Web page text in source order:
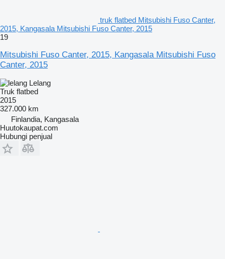
truk flatbed Mitsubishi Fuso Canter,
2015, Kangasala Mitsubishi Fuso Canter, 2015
19
Mitsubishi Fuso Canter, 2015, Kangasala Mitsubishi Fuso
Canter, 2015
Lelang
Truk flatbed
2015
327.000 km
Finlandia, Kangasala
Huutokaupat.com
Hubungi penjual